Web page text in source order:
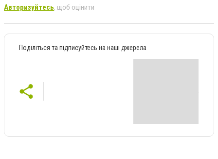
Авторизуйтесь, щоб оцінити
Поділіться та підписуйтесь на наші джерела